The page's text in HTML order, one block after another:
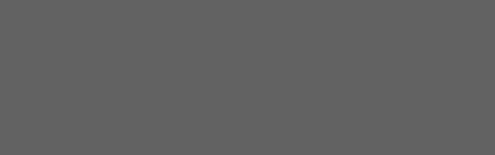
01) (Тип: Бензиновый